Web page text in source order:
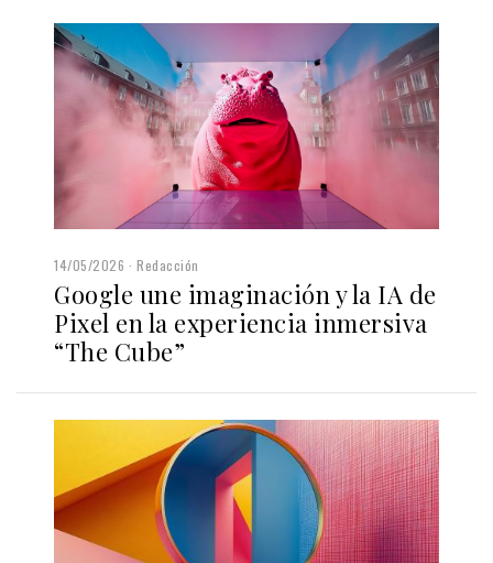
14/05/2026 Redacción
Google une imaginación y la IA de
Pixel en la experiencia inmersiva
“The Cube”